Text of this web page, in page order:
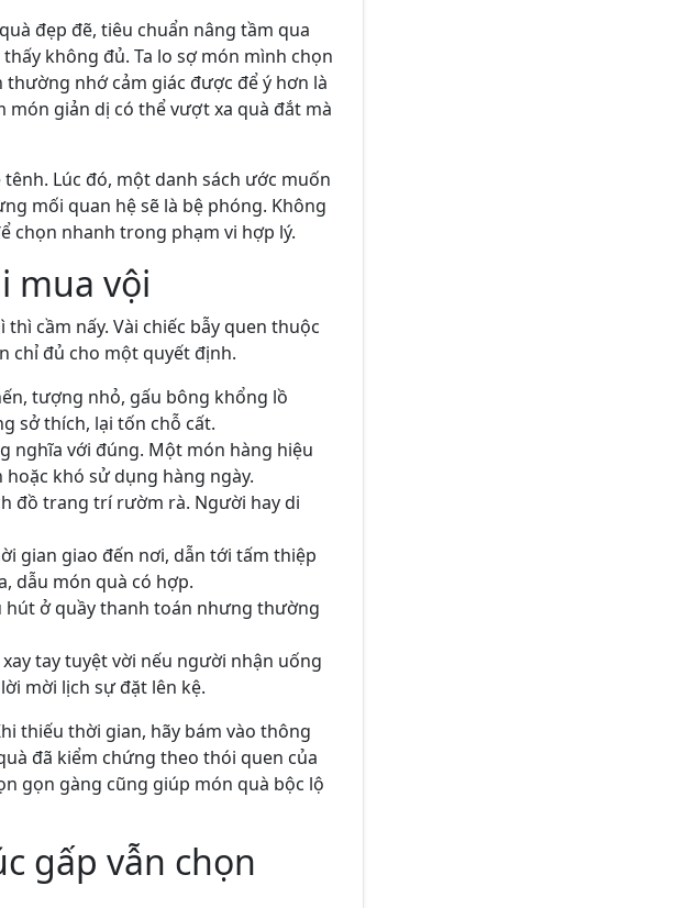
đẹp đẽ, tiêu chuẩn nâng tầm qua
không đủ. Ta lo sợ món mình chọn
nhớ cảm giác được để ý hơn là
giản dị có thể vượt xa quà đắt mà
Lúc đó, một danh sách ước muốn
mối quan hệ sẽ là bệ phóng. Không
chọn nhanh trong phạm vi hợp lý.
mua vội
cầm nấy. Vài chiếc bẫy quen thuộc
chỉ đủ cho một quyết định.
tượng nhỏ, gấu bông khổng lồ
sở thích, lại tốn chỗ cất.
nghĩa với đúng. Một món hàng hiệu
khó sử dụng hàng ngày.
đồ trang trí rườm rà. Người hay di
gian giao đến nơi, dẫn tới tấm thiệp
dẫu món quà có hợp.
hút ở quầy thanh toán nhưng thường
tay tuyệt vời nếu người nhận uống
mời lịch sự đặt lên kệ.
thiếu thời gian, hãy bám vào thông
đã kiểm chứng theo thói quen của
gọn gàng cũng giúp món quà bộc lộ
gấp vẫn chọn